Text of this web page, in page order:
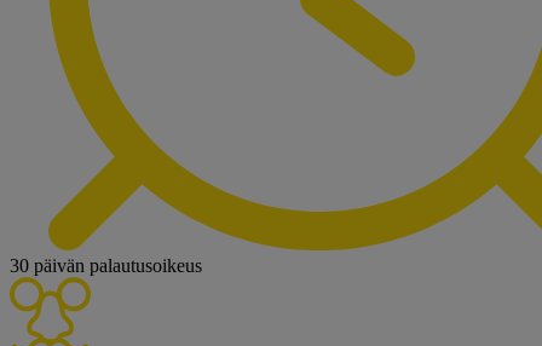
30 päivän palautusoikeus